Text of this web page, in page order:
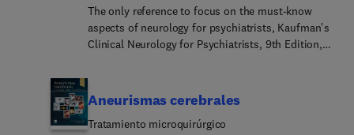
The only reference to focus on the must-know
aspects of neurology for psychiatrists, Kaufman's
Clinical Neurology for Psychiatrists, 9th Edition,
and Neurology and other examinations. It fully
with new content, high-quality illustrations, and
Aneurismas cerebrales
Tratamiento microquirúrgico